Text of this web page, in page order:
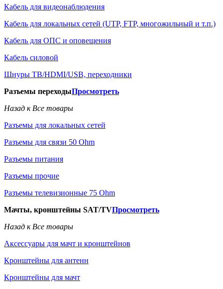
Кабель для видеонаблюдения
Кабель для локальных сетей (UTP, FTP, многожильный и т.п.)
Кабель для ОПС и оповещения
Кабель силовой
Шнуры ТВ/HDMI/USB, переходники
Разъемы переходыПросмотреть
Назад к Все товары
Разъемы для локальных сетей
Разъемы для связи 50 Ohm
Разъемы питания
Разъемы прочие
Разъемы телевизионные 75 Ohm
Мачты, кронштейны SAT/TVПросмотреть
Назад к Все товары
Аксессуары для мачт и кронштейнов
Кронштейны для антенн
Кронштейны для мачт